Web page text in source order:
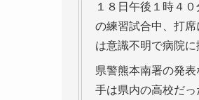
１８日午後１時４
の練習試合中、打
は意識不明で病院
県警熊本南署の発
手は県内の高校だ